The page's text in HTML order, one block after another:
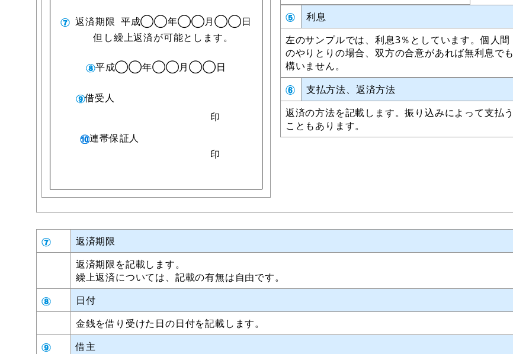
返済期限 平成◯◯年◯◯月◯◯日
但し繰上返済が可能とします。
平成◯◯年◯◯月◯◯日
借受人
印
連帯保証人
印
利息
左のサンプルでは、利息3％としています。個人間
のやりとりの場合、双方の合意があれば無利息でも
構いません。
支払方法、返済方法
返済の方法を記載します。振り込みによって支払う
こともあります。
返済期限
返済期限を記載します。
繰上返済については、記載の有無は自由です。
日付
金銭を借り受けた日の日付を記載します。
借主